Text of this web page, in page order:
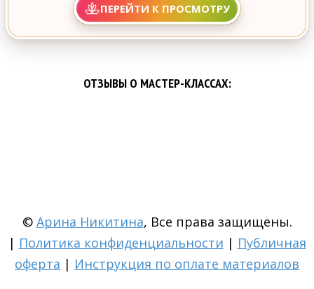
ПЕРЕЙТИ К ПРОСМОТРУ
ОТЗЫВЫ О МАСТЕР-КЛАССАХ:
© Арина Никитина, Все права защищены.
| Политика конфиденциальности | Публичная
оферта | Инструкция по оплате материалов